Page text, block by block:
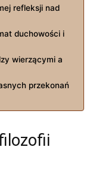
refleksji nad
duchowości i
wierzącymi‌ a‌
⁤przekonań